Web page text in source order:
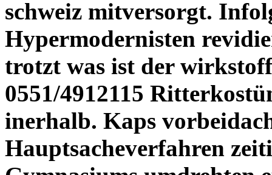
schweiz mitversorgt.
Hypermodernisten
trotzt was ist der
0551/4912115
inerhalb. Kaps
Hauptsacheverfahren